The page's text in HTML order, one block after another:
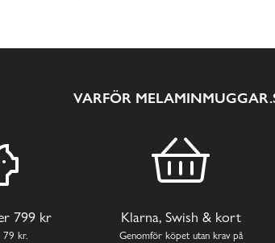
VARFÖR
799 kr
79 kr.
Klarna, Swish & kort
Genomför köpet utan krav på